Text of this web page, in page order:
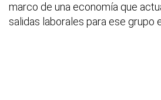
marco de una economía que
salidas laborales para ese grupo